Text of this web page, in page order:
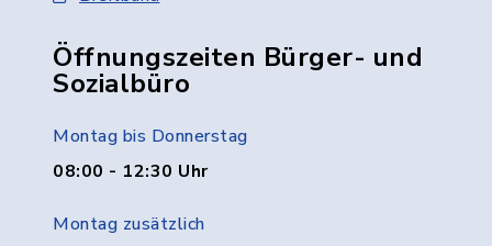
Öffnungszeiten Bürger- und
Sozialbüro
Montag bis Donnerstag
08:00 - 12:30 Uhr
Montag zusätzlich